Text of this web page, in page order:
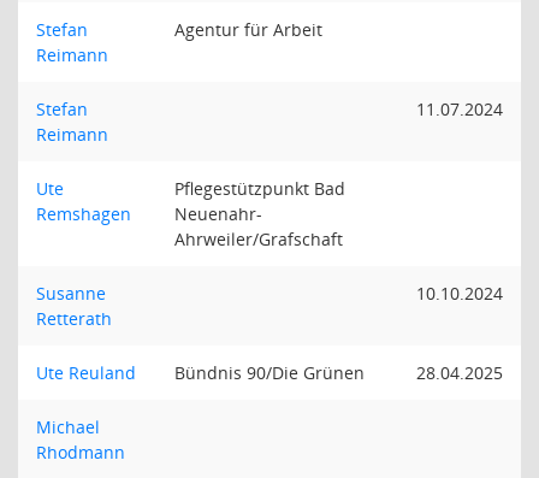
Stefan
Reimann
Agentur für Arbeit
Stefan
Reimann
11.07.2024
Ute
Remshagen
Pflegestützpunkt Bad
Neuenahr-
Ahrweiler/Grafschaft
Susanne
Retterath
10.10.2024
Ute Reuland Bündnis 90/Die Grünen 28.04.2025
Michael
Rhodmann